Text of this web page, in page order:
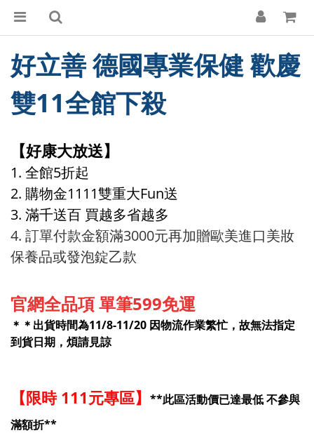
好立善 德國專業保健 歡慶
雙11全館下殺
【好康大放送】
1. 全館5折起
2. 購物金1111雙重大Fun送
3. 滿千送百 買越多省越多
4. 訂單付款金額滿3000元再加贈歐美進口美妝
保養品或發泡錠乙款
官網全品項 單筆599免運
＊＊出貨時間為11/8-11/20 因物流作業繁忙，故無法指定
到貨日期，煩請見諒
【限時 111元專區】 **此區活動價已達最低 不參與
滿額折**